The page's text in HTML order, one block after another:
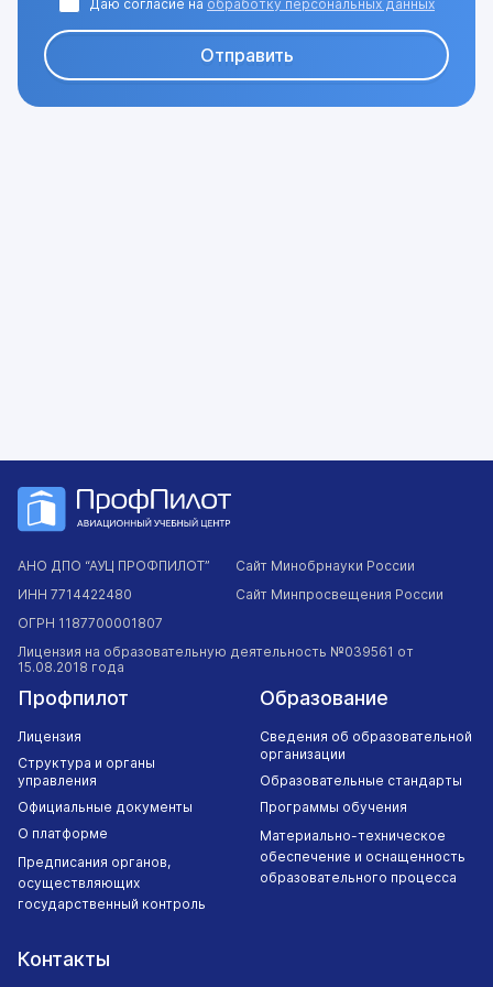
Модуль 2. Устройство и эксплуатация БАС
Кол-во часов: 3,0
Кол-во часов: 2,0
Раздел 18. Особые случаи в полете. Действия членов
Кол-во часов: 7,0
Промежуточная аттестация по Модулю №2
"Устройство и эксплуатация БАС"
Модуль 3. Теоретическая часть по наземной
Кол-во часов: 16,0
Раздел 19. Документация
Раздел 20. Обслуживание БАС
Даю согласие на обработку персональных данных
Отправить
АНО ДПО “АУЦ ПРОФПИЛОТ”
ИНН 7714422480
ОГРН 1187700001807
Лицензия на образовательную деятельность №039561 от
15.08.2018 года
Сайт Минобрнауки России
Сайт Минпросвещения России
Профпилот
Лицензия
Структура и органы
управления
Официальные документы
О платформе
Предписания органов,
осуществляющих
государственный контроль
Образование
Сведения об образовательной
организации
Образовательные стандарты
Программы обучения
Материально-техническое
обеспечение и оснащенность
образовательного процесса
Контакты